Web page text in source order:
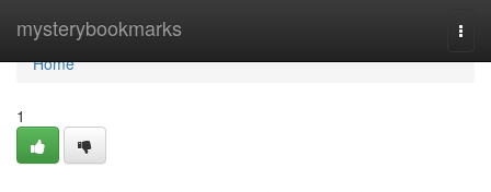
mysterybookmarks
Home
Home
1